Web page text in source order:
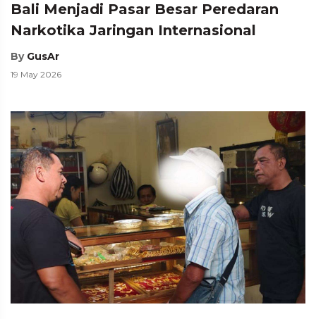
Bali Menjadi Pasar Besar Peredaran
Narkotika Jaringan Internasional
By GusAr
19 May 2026